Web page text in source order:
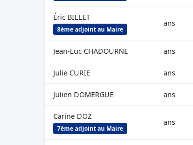
Éric BILLET
8ème adjoint au Maire
ans
Jean-Luc CHADOURNE ans
Julie CURIE ans
Julien DOMERGUE ans
Carine DOZ
7ème adjoint au Maire
ans